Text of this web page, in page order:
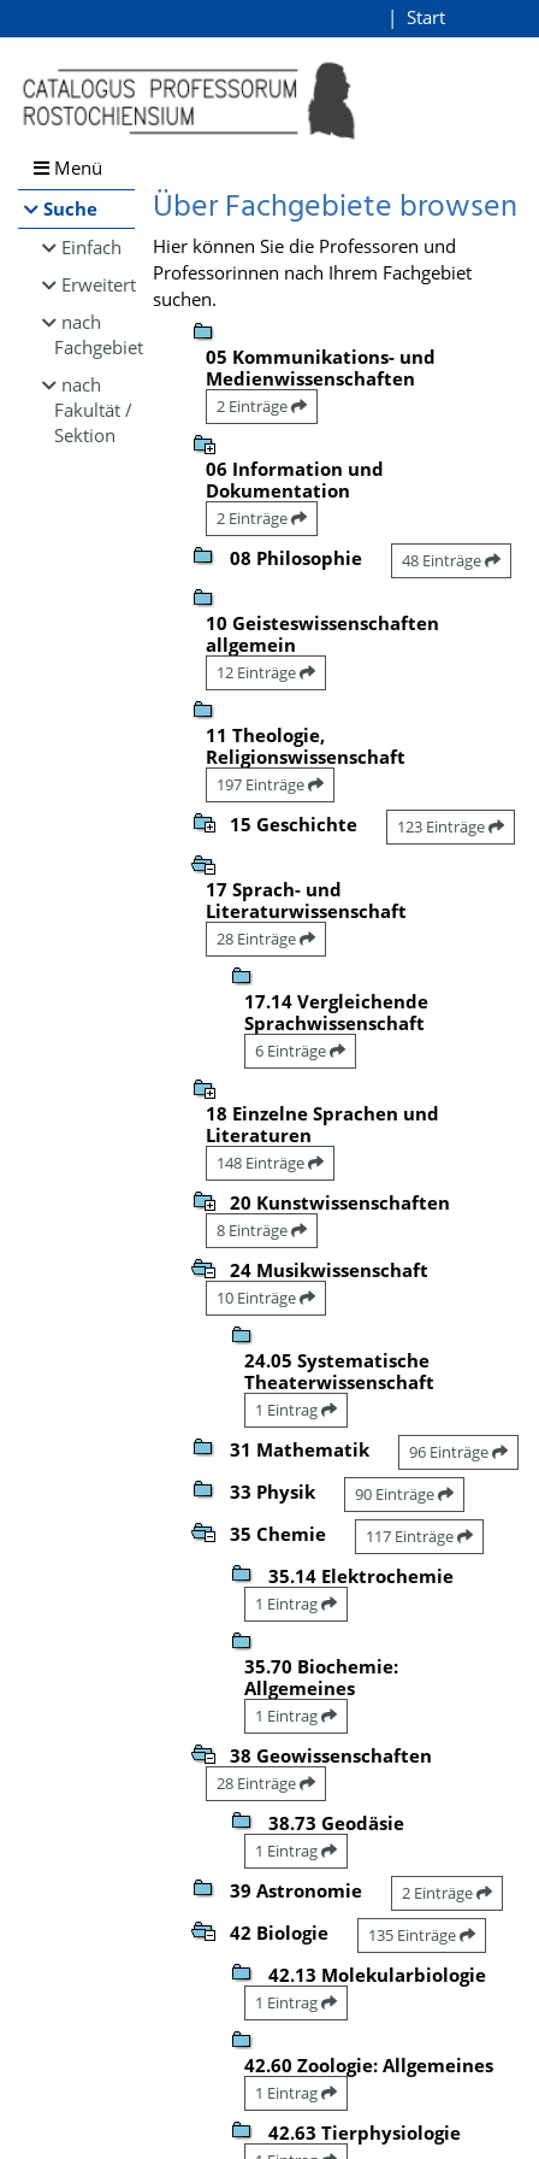
Browsen
direkt zum Inhalt
Start
Menü
Suche
Einfach
Erweitert
nach
Fachgebiet
nach
Fakultät /
Sektion
Über Fachgebiete browsen
Hier können Sie die Professoren und
Professorinnen nach Ihrem Fachgebiet
suchen.
05 Kommunikations- und
Medienwissenschaften
2 Einträge
06 Information und
Dokumentation
2 Einträge
08 Philosophie 48 Einträge
10 Geisteswissenschaften
allgemein
12 Einträge
11 Theologie,
Religionswissenschaft
197 Einträge
15 Geschichte 123 Einträge
17 Sprach- und
Literaturwissenschaft
28 Einträge
17.14 Vergleichende
Sprachwissenschaft
6 Einträge
18 Einzelne Sprachen und
Literaturen
148 Einträge
20 Kunstwissenschaften
8 Einträge
24 Musikwissenschaft
10 Einträge
24.05 Systematische
Theaterwissenschaft
1 Eintrag
31 Mathematik 96 Einträge
33 Physik 90 Einträge
35 Chemie 117 Einträge
35.14 Elektrochemie
1 Eintrag
35.70 Biochemie:
Allgemeines
1 Eintrag
38 Geowissenschaften
28 Einträge
38.73 Geodäsie
1 Eintrag
39 Astronomie 2 Einträge
42 Biologie 135 Einträge
42.13 Molekularbiologie
1 Eintrag
42.60 Zoologie: Allgemeines
1 Eintrag
42.63 Tierphysiologie